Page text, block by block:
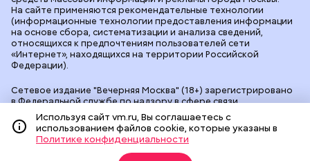
Сетевое издание "Вечерняя Москва" (18+) зарегистрировано
в Федеральной службе по надзору в сфере связи,
информационных технологий и массовых коммуникаций
(Роскомнадзор). Свидетельство о регистрации ЭЛ № ФС 77 -
90524 от 09.12.2025. Учредитель: АО "Редакция газеты
"Вечерняя Москва". Главный редакторvm.ru
Геннадьевич Глуходедов. Адрес редакции: 127015, г.Москва,
На сайте применяются рекомендательные технологии
(информационные технологии предоставления информации
на основе сбора, систематизации и анализа сведений,
относящихся к предпочтениям пользователей сети
«Интернет», находящихся на территории Российской
Федерации).
Используя сайт vm.ru, Вы соглашаетесь с
использованием файлов cookie, которые указаны в
Политике конфиденциальности